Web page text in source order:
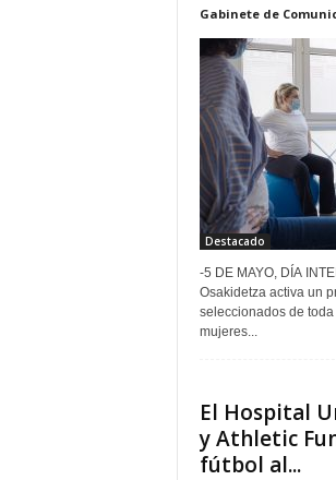
Gabinete de
Destacado
-5 DE MAYO, DÍA
Osakidetza activa un
seleccionados de
mujeres...
El Hospital
y Athletic
fútbol al...